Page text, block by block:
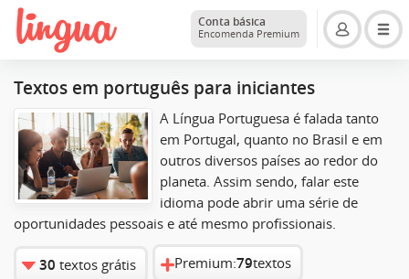
Conta básica
Encomenda Premium
Textos em português para iniciantes
A Língua Portuguesa é falada tanto
em Portugal, quanto no Brasil e em
outros diversos países ao redor do
planeta. Assim sendo, falar este
idioma pode abrir uma série de
oportunidades pessoais e até mesmo profissionais.
30 textos grátis Premium:79textos